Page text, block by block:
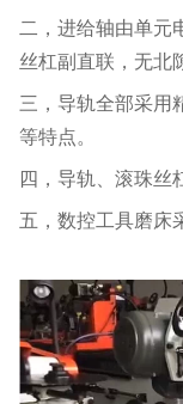
二，进给轴由单元
丝杠副直联，无北
三，导轨全部采用
等特点。
四，导轨、滚珠丝
五，数控工具磨床